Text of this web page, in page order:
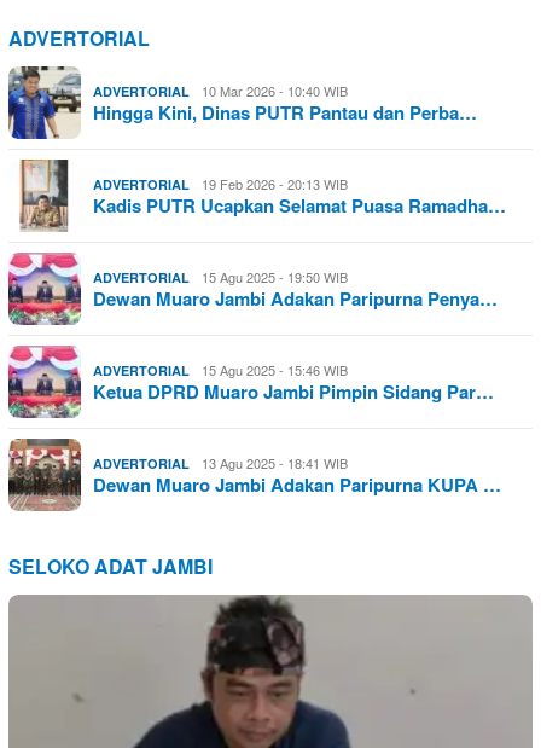
ADVERTORIAL
ADVERTORIAL 10 Mar 2026 - 10:40 WIB
Hingga Kini, Dinas PUTR Pantau dan Perba…
ADVERTORIAL 19 Feb 2026 - 20:13 WIB
Kadis PUTR Ucapkan Selamat Puasa Ramadha…
ADVERTORIAL 15 Agu 2025 - 19:50 WIB
Dewan Muaro Jambi Adakan Paripurna Penya…
ADVERTORIAL 15 Agu 2025 - 15:46 WIB
Ketua DPRD Muaro Jambi Pimpin Sidang Par…
ADVERTORIAL 13 Agu 2025 - 18:41 WIB
Dewan Muaro Jambi Adakan Paripurna KUPA …
SELOKO ADAT JAMBI